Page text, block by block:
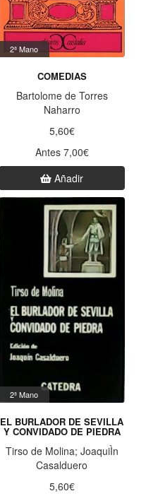
2ª Mano
COMEDIAS
Bartolome de Torres
Naharro
5,60€
Antes 7,00€
Añadir
2ª Mano
EL BURLADOR DE SEVILLA
Y CONVIDADO DE PIEDRA
Tirso de Molina; JoaquiÌn
Casalduero
5,60€